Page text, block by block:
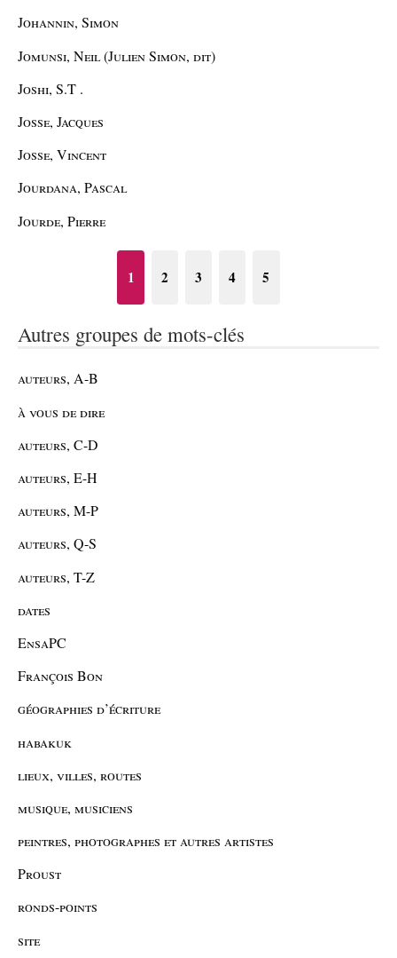
Johannin, Simon
Jomunsi, Neil (Julien Simon, dit)
Joshi, S.T .
Josse, Jacques
Josse, Vincent
Jourdana, Pascal
Jourde, Pierre
1 2 3 4 5
Autres groupes de mots-clés
auteurs, A-B
à vous de dire
auteurs, C-D
auteurs, E-H
auteurs, M-P
auteurs, Q-S
auteurs, T-Z
dates
EnsaPC
François Bon
géographies d’écriture
habakuk
lieux, villes, routes
musique, musiciens
peintres, photographes et autres artistes
Proust
ronds-points
site